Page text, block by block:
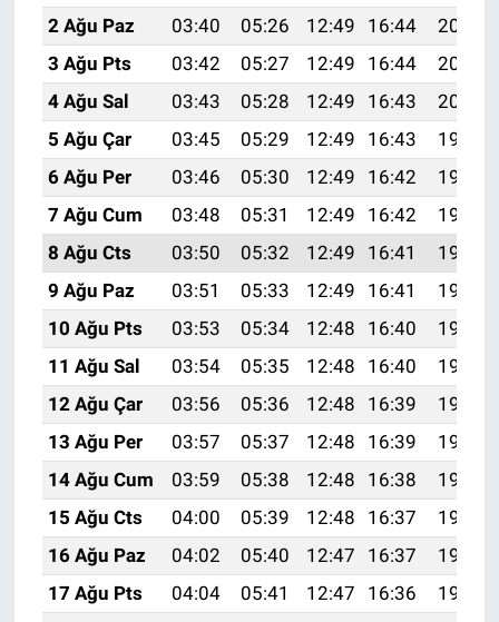
2 Ağu Paz
03:40 05:26 12:49 16:44
20:03
3 Ağu Pts
03:42 05:27 12:49 16:44
20:01
4 Ağu Sal
03:43 05:28 12:49 16:43
20:00
5 Ağu Çar
03:45 05:29 12:49 16:43
19:59
6 Ağu Per
03:46 05:30 12:49 16:42
19:58
7 Ağu Cum
03:48 05:31 12:49 16:42
19:57
8 Ağu Cts
03:50 05:32 12:49 16:41
19:55
9 Ağu Paz
03:51 05:33 12:49 16:41
19:54
10 Ağu Pts
03:53 05:34 12:48 16:40
19:53
11 Ağu Sal
03:54 05:35 12:48 16:40
19:51
12 Ağu Çar
03:56 05:36 12:48 16:39
19:50
13 Ağu Per
03:57 05:37 12:48 16:39
19:49
14 Ağu Cum
03:59 05:38 12:48 16:38
19:47
15 Ağu Cts
04:00 05:39 12:48 16:37
19:46
16 Ağu Paz
04:02 05:40 12:47 16:37
19:44
17 Ağu Pts
04:04 05:41 12:47 16:36
19:43